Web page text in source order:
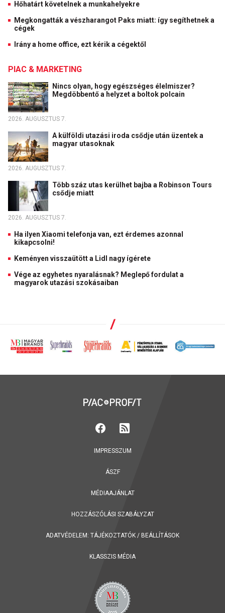
Hőhatárt követelnek a munkahelyekre
Megkongatták a vészharangot Paks miatt: így segíthetnek a
cégek
Irány a home office, ezt kérik a cégektől
PIAC & MARKETING
Nincs olyan, hogy egészséges élelmiszer?
Megdöbbentő a helyzet a boltok polcain
2026. AUGUSZTUS 7.
A külföldi utazási iroda csődje után üzentek a
magyar utasoknak
2026. AUGUSZTUS 7.
Több száz utas kerülhet bajba a Robinson Tours
csődje miatt
2026. AUGUSZTUS 7.
Ha ilyen Xiaomi telefonja van, ezt érdemes azonnal
kikapcsolni!
Keményen visszaütött a Lidl nagy ígérete
Vége az egyhetes nyaralásnak? Meglepő fordulat a
magyarok utazási szokásaiban
IMPRESSZUM
ÁSZF
MÉDIAAJÁNLAT
HOZZÁSZÓLÁSI SZABÁLYZAT
ADATVÉDELEM: TÁJÉKOZTATÓK / BEÁLLÍTÁSOK
KLASSZIS MÉDIA